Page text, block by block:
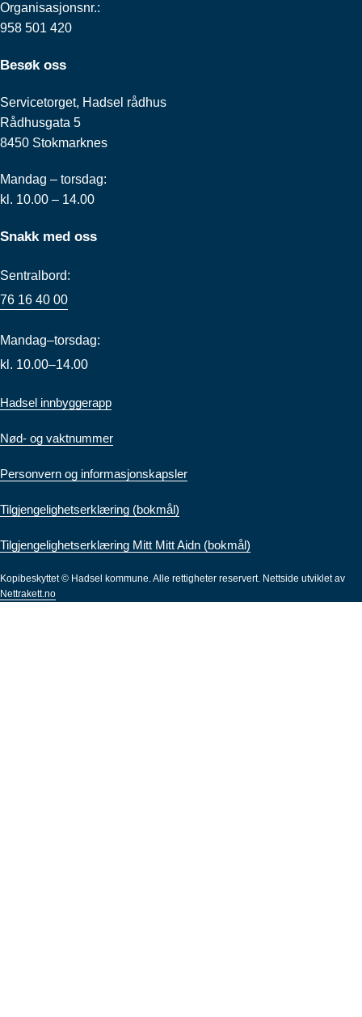
Organisasjonsnr.:
958 501 420
Besøk oss
Servicetorget, Hadsel rådhus
Rådhusgata 5
8450 Stokmarknes
Mandag – torsdag:
kl. 10.00 – 14.00
Snakk med oss
Sentralbord:
76 16 40 00
Mandag–torsdag:
kl. 10.00–14.00
Hadsel innbyggerapp
Nød- og vaktnummer
Personvern og informasjonskapsler
Tilgjengelighetserklæring (bokmål)
Tilgjengelighetserklæring Mitt Mitt Aidn (bokmål)
Kopibeskyttet © Hadsel kommune. Alle rettigheter reservert. Nettside utviklet av
Nettrakett.no